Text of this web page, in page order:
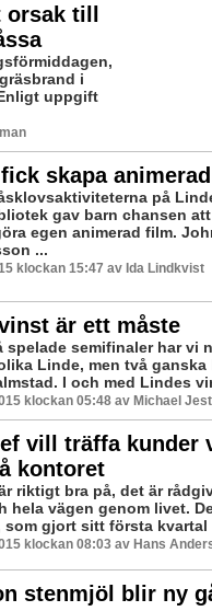
orsak till
i
uppgift
skapa
på
gav barn chansen
egen animerad film.
...
klockan 15:47 av Ida Lindkvist
är ett måste
spelade semifinaler har vi
Linde, men två ganska
I och med Lindes
klockan 05:48 av Michael
vill träffa kunder
kontoret
riktigt bra på, det är
hela vägen genom livet.
som gjort sitt första kvartal
klockan 08:03 av Hans
stenmjöl blir ny